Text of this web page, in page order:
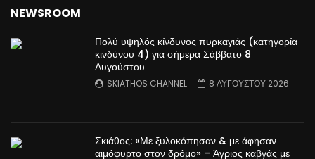
NEWSROOM
Πολύ υψηλός κίνδυνος πυρκαγιάς (κατηγορία
κινδύνου 4) για σήμερα Σάββατο 8
Αυγούστου
SKIATHOS CHANNEL 8 ΑΥΓΟΥΣΤΟΥ 2026
Σκιάθος: «Με ξυλοκόπησαν & με άφησαν
αιμόφυρτο στον δρόμο» – Άγριος καβγάς με